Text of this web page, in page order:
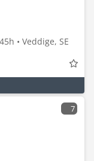
• Veddige, SE
7